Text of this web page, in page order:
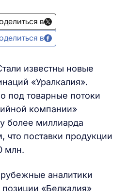
в
в
известны новые
«Уралкалия».
под товарные потоки
компании»
более миллиарда
что поставки продукции
млн.
аналитики
позиции «Белкалия»